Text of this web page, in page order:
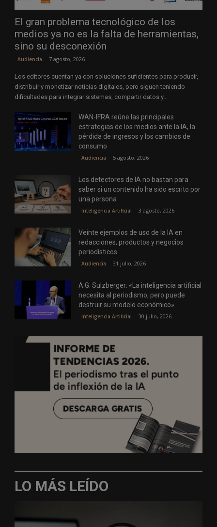
El gran problema tecnológico de los
medios ya no es la falta de herramientas,
sino su desconexión
Audiencia 7 agosto, 2026
Los editores cuentan ya con soluciones suficientes para producir,
distribuir y monetizar noticias digitales, pero siguen teniendo
dificultades para integrar sistemas, compartir datos y...
WAN-IFRA reúne las principales
estrategias de los medios ante la IA, la
pérdida de ingresos y los cambios de
consumo
Audiencia 5 agosto, 2026
Los detectores de IA no bastan para
saber si un contenido ha sido escrito por
una persona
Inteligencia Artificial 3 agosto, 2026
Veinte ejemplos de uso de la IA en
redacciones, productos y negocios
periodísticos
Audiencia 31 julio, 2026
A.G. Sulzberger: «La inteligencia artificial
necesita al periodismo, pero puede
destruir su modelo económico»
Inteligencia Artificial 30 julio, 2026
LO MÁS LEÍDO